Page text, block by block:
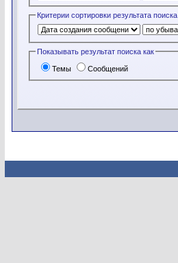
Критерии сортировки результата поиска
Показывать результат поиска как
Темы Сообщений